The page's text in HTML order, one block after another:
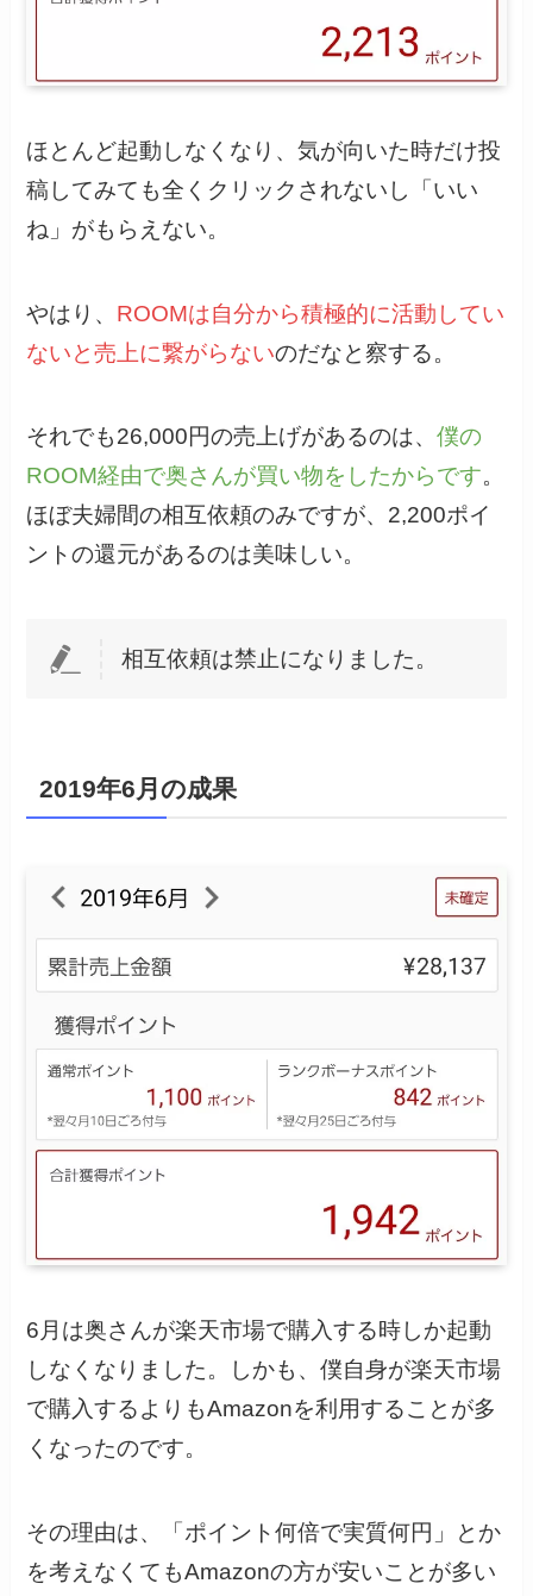
ほとんど起動しなくなり、気が向いた時だけ投
稿してみても全くクリックされないし「いい
ね」がもらえない。
やはり、 ROOMは自分から積極的に活動してい
ないと売上に繋がらないのだなと察する。
それでも26,000円の売上げがあるのは、僕の
ROOM経由で奥さんが買い物をしたからです。
ほぼ夫婦間の相互依頼のみですが、2,200ポイ
ントの還元があるのは美味しい。
相互依頼は禁止になりました。
2019年6月の成果
6月は奥さんが楽天市場で購入する時しか起動
しなくなりました。しかも、僕自身が楽天市場
で購入するよりもAmazonを利用することが多
くなったのです。
その理由は、「ポイント何倍で実質何円」とか
を考えなくてもAmazonの方が安いことが多い